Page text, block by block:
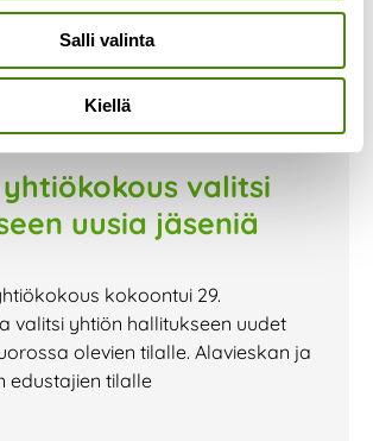
Salli valinta
Kiellä
valitsi
uusia jäseniä
kokoontui 29.
valitsi yhtiön hallitukseen uudet
olevien tilalle. Alavieskan ja
edustajien tilalle